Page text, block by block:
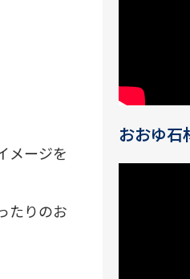
メージを
たりのお
おおゆ石